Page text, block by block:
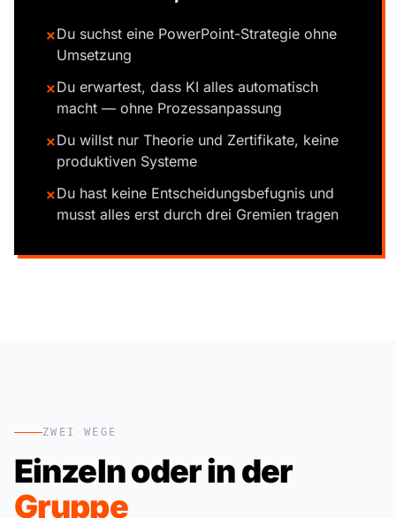
✗Du suchst eine PowerPoint-Strategie ohne
Umsetzung
✗Du erwartest, dass KI alles automatisch
macht — ohne Prozessanpassung
✗Du willst nur Theorie und Zertifikate, keine
produktiven Systeme
✗Du hast keine Entscheidungsbefugnis und
musst alles erst durch drei Gremien tragen
ZWEI WEGE
Einzeln oder in der
Gruppe